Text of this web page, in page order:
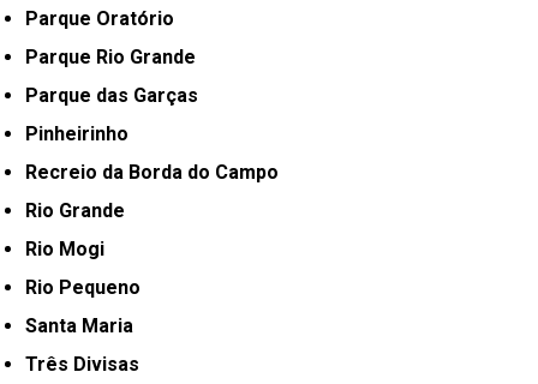
Parque Oratório
Parque Rio Grande
Parque das Garças
Pinheirinho
Recreio da Borda do Campo
Rio Grande
Rio Mogi
Rio Pequeno
Santa Maria
Três Divisas